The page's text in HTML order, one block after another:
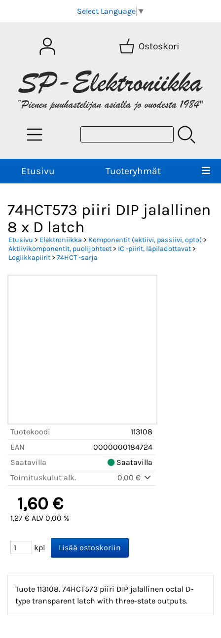
Select Language ▼
Ostoskori
Etusivu Tuoteryhmät
74HCT573 piiri DIP jalallinen
8 x D latch
Etusivu > Elektroniikka > Komponentit (aktiivi, passiivi, opto) >
Aktiivikomponentit, puolijohteet> IC -piirit, läpiladottavat>
Logiikkapiirit> 74HCT -sarja
Tuotekoodi
113108
EAN
0000000184724
Saatavilla
Saatavilla
Toimituskulut alk.
0,00 €
1,60 €
1,27 € ALV 0,00 %
kpl
Tuote 113108. 74HCT573 piiri DIP jalallinen octal D-
type transparent latch with three-state outputs.